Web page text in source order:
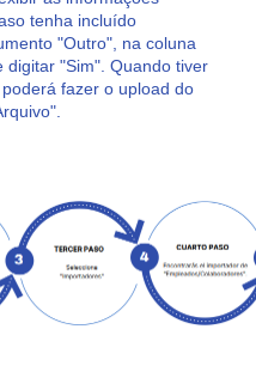
tenha incluído
"Outro", na coluna
digitar "Sim". Quando tiver
fazer o upload do